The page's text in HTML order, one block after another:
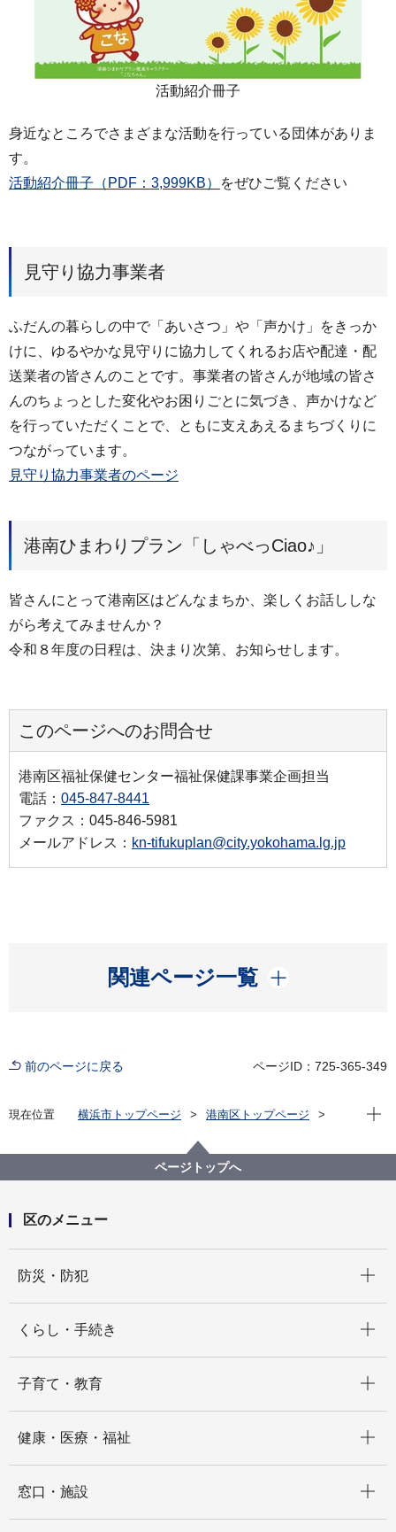
活動紹介冊子
身近なところでさまざまな活動を行っている団体がありま
す。
活動紹介冊子（PDF：3,999KB）
をぜひご覧ください
見守り協力事業者
ふだんの暮らしの中で「あいさつ」や「声かけ」をきっか
けに、ゆるやかな見守りに協力してくれるお店や配達・配
送業者の皆さんのことです。事業者の皆さんが地域の皆さ
んのちょっとした変化やお困りごとに気づき、声かけなど
を行っていただくことで、ともに支えあえるまちづくりに
つながっています。
見守り協力事業者のページ
港南ひまわりプラン「しゃべっCiao♪」
皆さんにとって港南区はどんなまちか、楽しくお話ししな
がら考えてみませんか？
令和８年度の日程は、決まり次第、お知らせします。
このページへのお問合せ
港南区福祉保健センター福祉保健課事業企画担当
電話： 045-847-8441
ファクス：045-846-5981
メールアドレス： kn-tifukuplan@city.yokohama.lg.jp
関連ページ一覧
開く
前のページに戻る ページID：725-365-349
現在位置 横浜市トップページ
港南区トップページ
港南区地域福祉保健計画
港南ひまわりプラン（港南区地域福祉保健計画）
現在
ページトップへ
区のメニュー
防災・防犯
くらし・手続き
子育て・教育
健康・医療・福祉
窓口・施設